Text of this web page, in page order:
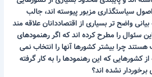
سیاستگذاری مزبور پیوسته اند، جالب
واضح تر بسیاری از اقتصاددانان علاقه مند
سئوال را مطرح کرده اند که اگر رهنمودهای
هستند چرا بیشتر کشورها آنها را انتخاب نمی
کشورهایی که این رهنمودها را به کار گرفته
نشده اند؟